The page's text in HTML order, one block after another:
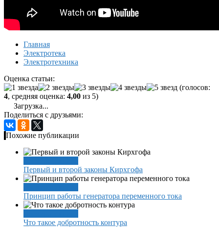
Главная
Электротека
Электротехника
Оценка статьи:
(голосов:
4, средняя оценка: 4,00 из 5)
Загрузка...
Поделиться с друзьями:
Похожие публикации
Первый и второй законы Кирхгофа
Принцип работы генератора переменного тока
Что такое добротность контура